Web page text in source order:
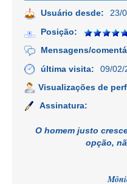
Usuário desde:
23/
Posição:
Mensagens/
última visita:
09/02/
Visualizações de
Assinatura:
O homem justo
opção,